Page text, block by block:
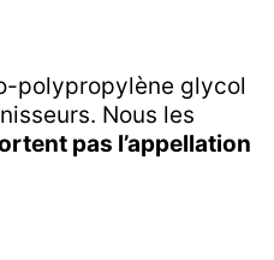
polypropylène glycol
Nous les
pas l’appellation